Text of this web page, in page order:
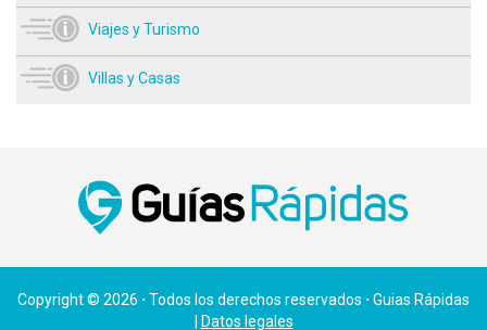
Viajes y Turismo
Villas y Casas
Copyright © 2026 ⋅ Todos los derechos reservados ⋅ Guias Rápidas
Datos legales